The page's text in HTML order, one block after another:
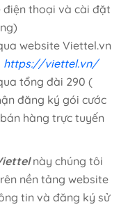
thoại và cài đặt
website Viettel.vn
https://viettel.vn/
tổng đài 290 (
đăng ký gói cước
hàng trực tuyến
này chúng tôi
nền tảng website
tin và đăng ký sử